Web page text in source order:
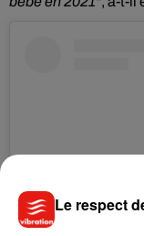
Le respect